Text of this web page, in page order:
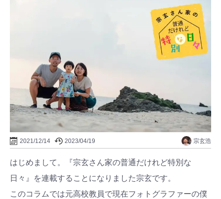
2021/12/14 2023/04/19 宗玄浩
はじめまして。『宗玄さん家の普通だけれど特別な
日々』を連載することになりました宗玄です。
このコラムでは元高校教員で現在フォトグラファーの僕